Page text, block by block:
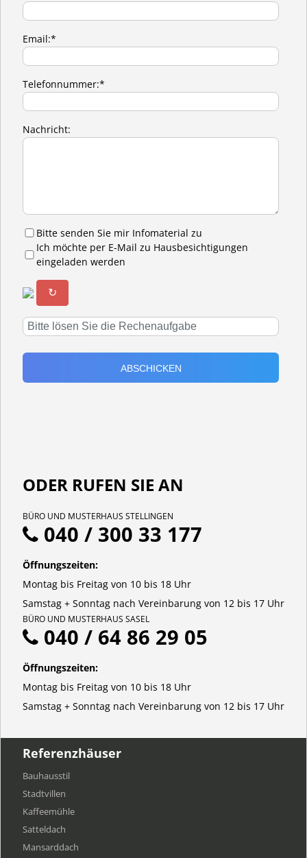
Email:*
Telefonnummer:*
Nachricht:
Bitte senden Sie mir Infomaterial zu
Ich möchte per E-Mail zu Hausbesichtigungen
eingeladen werden
↻
ODER RUFEN SIE AN
BÜRO UND MUSTERHAUS STELLINGEN
040 / 300 33 177
Öffnungszeiten:
Montag bis Freitag von 10 bis 18 Uhr
Samstag + Sonntag nach Vereinbarung von 12 bis 17 Uhr
BÜRO UND MUSTERHAUS SASEL
040 / 64 86 29 05
Öffnungszeiten:
Montag bis Freitag von 10 bis 18 Uhr
Samstag + Sonntag nach Vereinbarung von 12 bis 17 Uhr
Referenzhäuser
Bauhausstil
Stadtvillen
Kaffeemühle
Satteldach
Mansarddach